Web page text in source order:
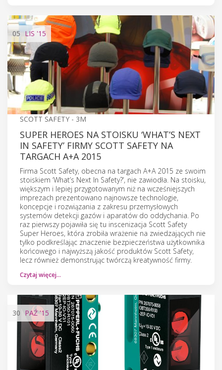
05 LIS '15
SCOTT SAFETY - 3M
SUPER HEROES NA STOISKU ‘WHAT’S NEXT
IN SAFETY’ FIRMY SCOTT SAFETY NA
TARGACH A+A 2015
Firma Scott Safety, obecna na targach A+A 2015 ze swoim
stoiskiem ‘What’s Next In Safety?’, nie zawiodła. Na stoisku,
większym i lepiej przygotowanym niż na wcześniejszych
imprezach prezentowano najnowsze technologie,
koncepcje i rozwiązania z zakresu przemysłowych
systemów detekcji gazów i aparatów do oddychania. Po
raz pierwszy pojawiła się tu inscenizacja Scott Safety
Super Heroes, która zrobiła wrażenie na zwiedzających nie
tylko podkreślając znaczenie bezpieczeństwa użytkownika
końcowego i najwyższą jakość produktów Scott Safety,
lecz również demonstrując twórczą kreatywność firmy.
Czytaj więcej…
30 PAŹ'15